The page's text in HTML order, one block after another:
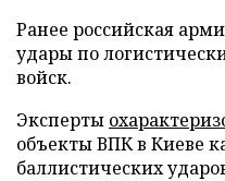
Ранее российская
удары по
войск.
Эксперты
объекты ВПК в Киеве
баллистических